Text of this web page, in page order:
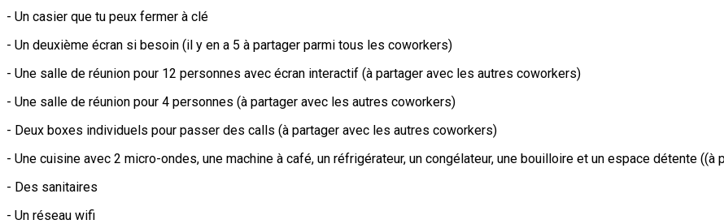
- Un casier que tu peux fermer à clé
- Un deuxième écran si besoin (il y en a 5 à partager parmi tous les coworkers)
- Une salle de réunion pour 12 personnes avec écran interactif (à partager avec les autres coworkers)
- Une salle de réunion pour 4 personnes (à partager avec les autres coworkers)
- Deux boxes individuels pour passer des calls (à partager avec les autres coworkers)
- Une cuisine avec 2 micro-ondes, une machine à café, un réfrigérateur, un congélateur, une bouilloire et un espace détente
- Des sanitaires
- Un réseau wifi